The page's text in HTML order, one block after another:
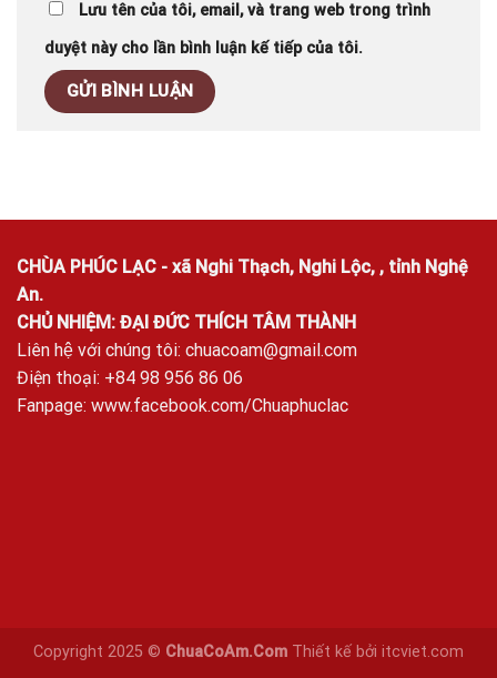
Lưu tên của tôi, email, và trang web trong trình
duyệt này cho lần bình luận kế tiếp của tôi.
CHÙA PHÚC LẠC - xã Nghi Thạch, Nghi Lộc, , tỉnh Nghệ
An.
CHỦ NHIỆM: ĐẠI ĐỨC THÍCH TÂM THÀNH
Liên hệ với chúng tôi: chuacoam@gmail.com
Điện thoại: +84 98 956 86 06
Fanpage: www.facebook.com/Chuaphuclac
Copyright 2025 © ChuaCoAm.Com Thiết kế bởi itcviet.com